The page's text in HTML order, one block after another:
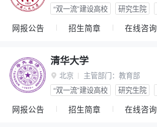
“双一流”建设高校
研究生院
网报公告 招生简章 在线咨询
清华大学
 北京 主管部门： 教育部
“双一流”建设高校
研究生院
网报公告 招生简章 在线咨询